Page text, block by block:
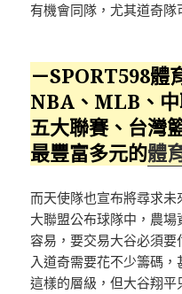
有機會同隊，尤其道奇隊
－SPORT598體
NBA、MLB、
五大聯賽、台灣
最豐富多元的體
而天使隊也宣布將尋求
大聯盟公布球隊中，農
容易，要交易大谷必須
入道奇需要花不少籌碼
這樣的層級，但大谷翔